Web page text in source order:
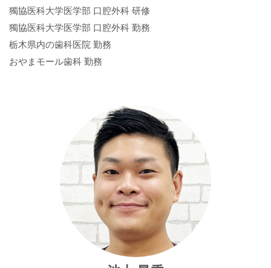
獨協医科大学医学部 口腔外科 研修
獨協医科大学医学部 口腔外科 勤務
栃木県内の歯科医院 勤務
おやまモール歯科 勤務